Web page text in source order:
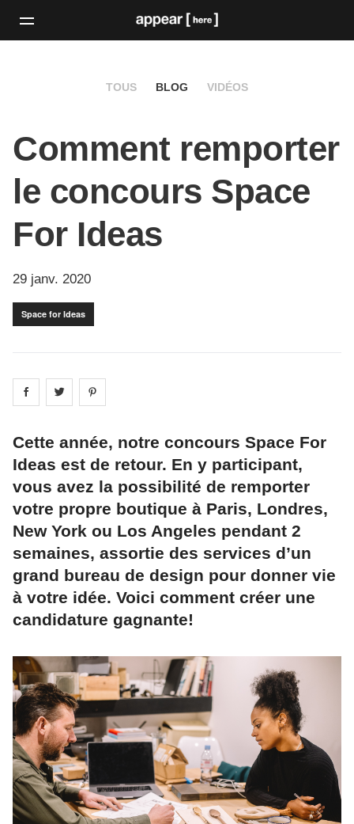
TOUS BLOG VIDÉOS
Comment remporter
le concours Space
For Ideas
29 janv. 2020
Space for Ideas
Share on facebook
Share on
Cette année, notre concours Space For
Ideas est de retour. En y participant,
vous avez la possibilité de remporter
votre propre boutique à Paris, Londres,
New York ou Los Angeles pendant 2
semaines, assortie des services d’un
grand bureau de design pour donner vie
à votre idée. Voici comment créer une
candidature gagnante!